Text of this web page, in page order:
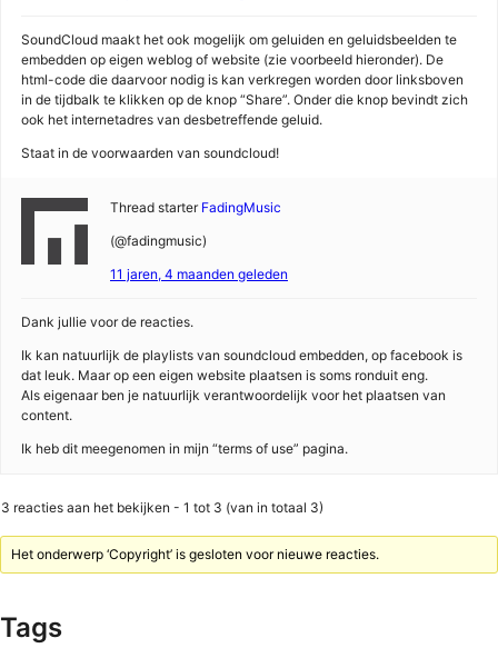
SoundCloud maakt het ook mogelijk om geluiden en geluidsbeelden te
embedden op eigen weblog of website (zie voorbeeld hieronder). De
html-code die daarvoor nodig is kan verkregen worden door linksboven
in de tijdbalk te klikken op de knop “Share”. Onder die knop bevindt zich
ook het internetadres van desbetreffende geluid.
Staat in de voorwaarden van soundcloud!
Thread starter FadingMusic
(@fadingmusic)
11 jaren, 4 maanden geleden
Dank jullie voor de reacties.
Ik kan natuurlijk de playlists van soundcloud embedden, op facebook is
dat leuk. Maar op een eigen website plaatsen is soms ronduit eng.
Als eigenaar ben je natuurlijk verantwoordelijk voor het plaatsen van
content.
Ik heb dit meegenomen in mijn “terms of use” pagina.
3 reacties aan het bekijken - 1 tot 3 (van in totaal 3)
Het onderwerp ‘Copyright’ is gesloten voor nieuwe reacties.
Tags